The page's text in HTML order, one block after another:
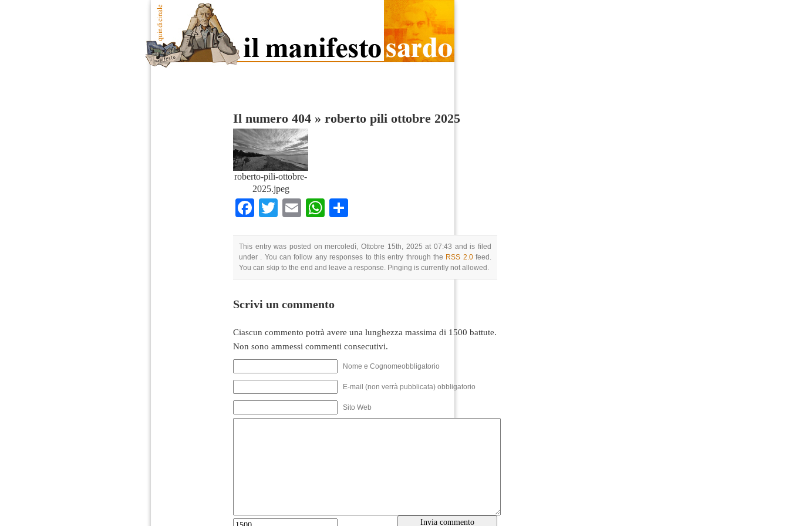
Il numero 404 » roberto pili ottobre 2025
roberto-pili-ottobre-
2025.jpeg
Facebook
TwitterEmailWhatsApp
This entry was posted on mercoledì, Ottobre 15th, 2025 at 07:43 and is filed
under . You can follow any responses to this entry through the RSS 2.0feed.
You can skip to the end and leave a response. Pinging is currently not allowed.
Scrivi un commento
Ciascun commento potrà avere una lunghezza massima di 1500 battute.
Non sono ammessi commenti consecutivi.
Nome e Cognomeobbligatorio
E-mail (non verrà pubblicata) obbligatorio
Sito Web